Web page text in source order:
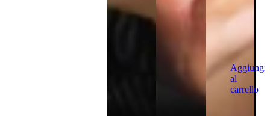
Aggiungi
al
carrello